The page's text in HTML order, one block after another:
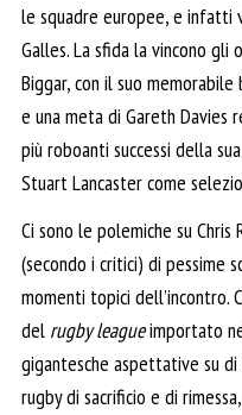
le squadre europee, e infatti
Galles. La sfida la vincono gli
Biggar, con il suo
e una meta di Gareth Davies
più roboanti successi della
Stuart Lancaster come
Ci sono le polemiche su Chris
(secondo i critici) di pessime
momenti topici dell’incontro.
del rugby leagueimportato
gigantesche aspettative su di
rugby di sacrificio e di